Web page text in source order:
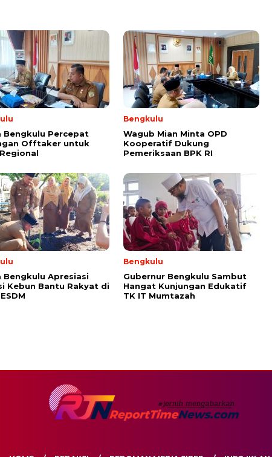
Bengkulu Percepat
Offtaker untuk
Bengkulu
Wagub Mian Minta OPD
Kooperatif Dukung
Pemeriksaan BPK RI
Bengkulu Apresiasi
Kebun Bantu Rakyat di
Bengkulu
Gubernur Bengkulu Sambut
Hangat Kunjungan Edukatif
TK IT Mumtazah